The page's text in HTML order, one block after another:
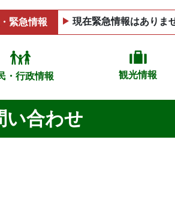
緊急情報 現在緊急情報はありま
・行政情報 観光情報
い合わせ